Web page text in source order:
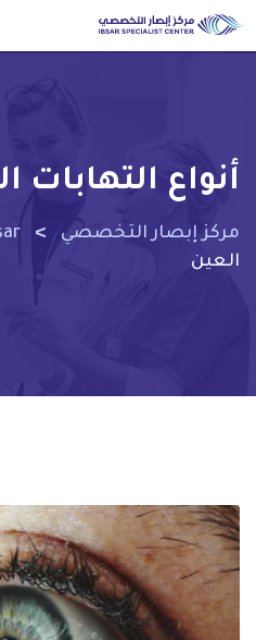
أنواع التهابات
مركز إبصار التخصصي >
العين